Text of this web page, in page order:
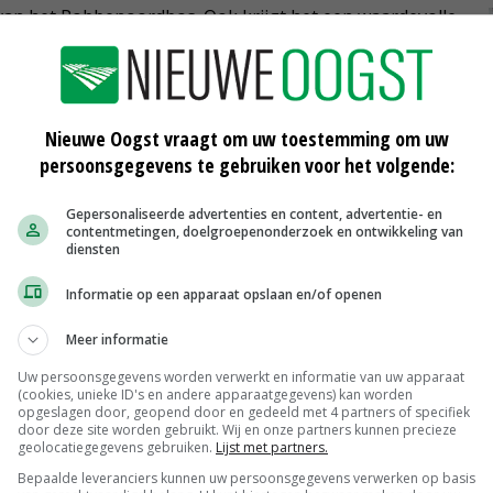
het Robbenoordbos. Ook krijgt het een waardevolle
naar een naastgelegen kavel en naar de voor
Staatsbosbeheer. De eerdere locatie die HHNK voor
is hiermee definitief van tafel.
Nieuwe Oogst vraagt om uw toestemming om uw
persoonsgegevens te gebruiken voor het volgende:
Gepersonaliseerde advertenties en content, advertentie- en
contentmetingen, doelgroepenonderzoek en ontwikkeling van
diensten
Informatie op een apparaat opslaan en/of openen
Meer informatie
Uw persoonsgegevens worden verwerkt en informatie van uw apparaat
(cookies, unieke ID's en andere apparaatgegevens) kan worden
opgeslagen door, geopend door en gedeeld met 4 partners of specifiek
door deze site worden gebruikt. Wij en onze partners kunnen precieze
geolocatiegegevens gebruiken. Lijst met partners.
Bepaalde leveranciers kunnen uw persoonsgegevens verwerken op basis